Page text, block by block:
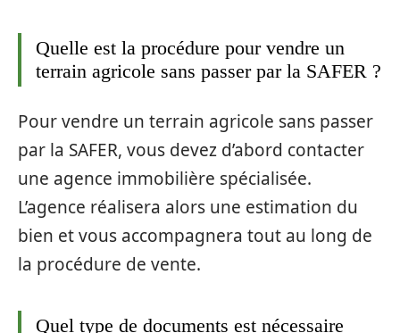
Quelle est la procédure pour vendre un
terrain agricole sans passer par la SAFER ?
Pour vendre un terrain agricole sans passer
par la SAFER, vous devez d’abord contacter
une agence immobilière spécialisée.
L’agence réalisera alors une estimation du
bien et vous accompagnera tout au long de
la procédure de vente.
Quel type de documents est nécessaire